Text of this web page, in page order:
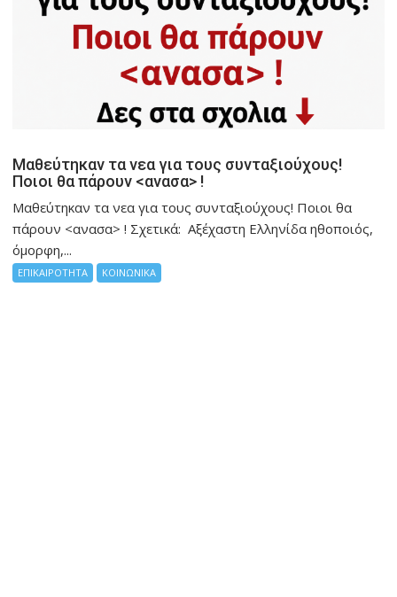
Μαθεύτηκαν τα νεα για τους συνταξιούχους!
Ποιοι θα πάρουν <ανασα> !
Μαθεύτηκαν τα νεα για τους συνταξιούχους! Ποιοι θα
πάρουν <ανασα> ! Σχετικά: Αξέχαστη Ελληνίδα ηθοποιός,
όμορφη,...
ΕΠΙΚΑΙΡΟΤΗΤΑ ΚΟΙΝΩΝΙΚΑ